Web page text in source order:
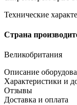
Технические
Страна
Великобритания
Описание
Характеристики и
Отзывы
Доставка и оплата